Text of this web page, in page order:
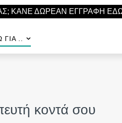
ΚΑΝΕ ΔΩΡΕΑΝ ΕΓΓΡΑΦΗ
..
κοντά σου